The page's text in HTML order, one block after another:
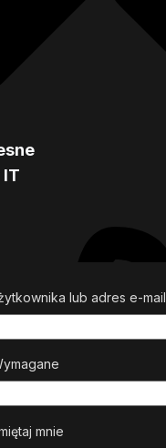
lub adres e-mail
mnie